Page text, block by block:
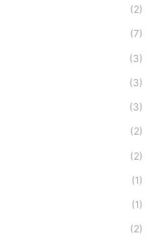
(2)
(7)
(3)
(3)
(3)
(2)
(2)
(1)
(1)
(2)